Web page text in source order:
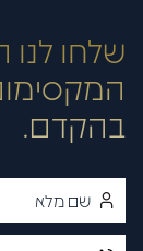
שלחו
בהקדם.